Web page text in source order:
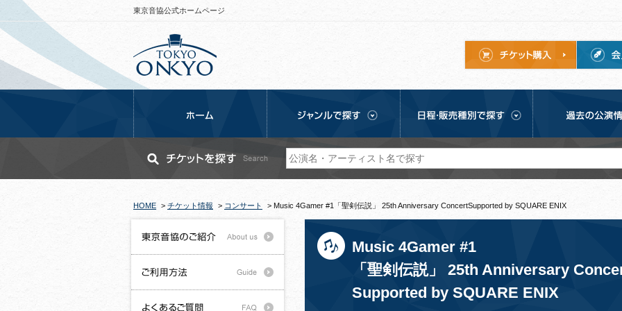
東京音協公式ホームページ
HOME > チケット情報 > コンサート > Music 4Gamer #1「聖剣伝説」 25th Anniversary ConcertSupported by SQUARE ENIX
Music 4Gamer #1
「聖剣伝説」 25th Anniversary
Supported by SQUARE ENIX